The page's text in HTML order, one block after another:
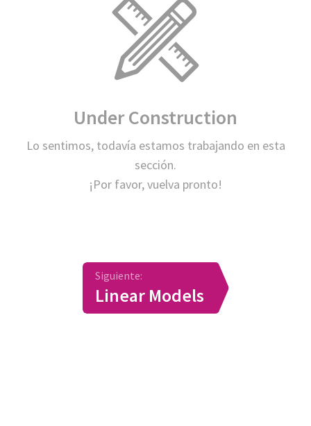
Under Construction
Lo sentimos, todavía estamos trabajando en esta
sección.
¡Por favor, vuelva pronto!
Siguiente:
Linear Models